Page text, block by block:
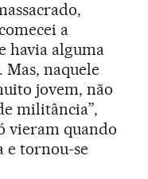
a
havia alguma
Mas, naquele
jovem, não
militância”,
vieram quando
e tornou-se